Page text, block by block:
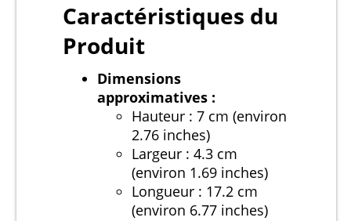
Caractéristiques du
Produit
Dimensions
approximatives :
Hauteur : 7 cm (environ
2.76 inches)
Largeur : 4.3 cm
(environ 1.69 inches)
Longueur : 17.2 cm
(environ 6.77 inches)